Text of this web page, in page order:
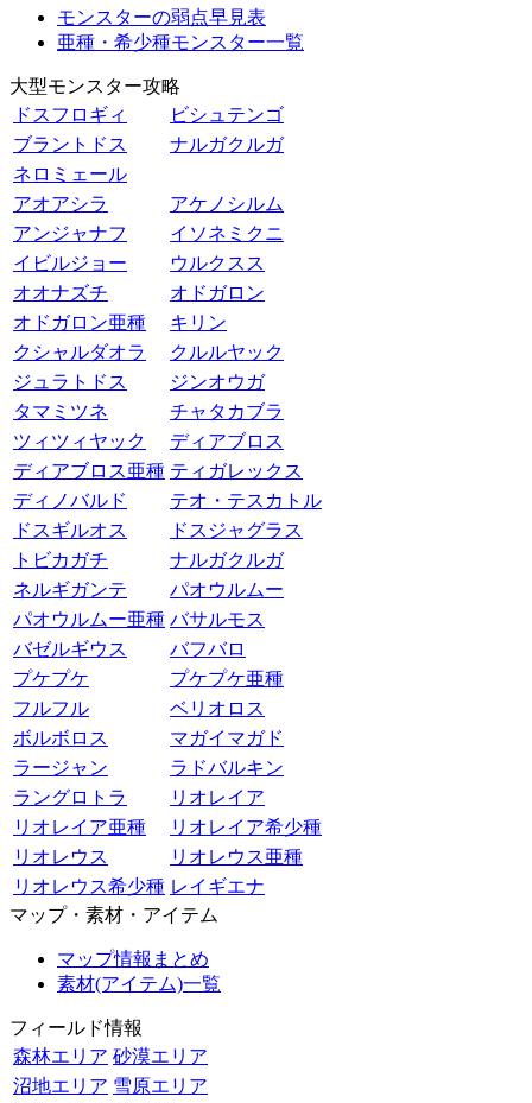
モンスターの弱点早見表
亜種・希少種モンスター一覧
大型モンスター攻略
ドスフロギィ
ビシュテンゴ
ブラントドス
ナルガクルガ
ネロミェール
アオアシラ
アケノシルム
アンジャナフ
イソネミクニ
イビルジョー
ウルクスス
オオナズチ
オドガロン
オドガロン亜種
キリン
クシャルダオラ
クルルヤック
ジュラトドス
ジンオウガ
タマミツネ
チャタカブラ
ツィツィヤック
ディアブロス
ディアブロス亜種 ティガレックス
ディノバルド
テオ・テスカトル
ドスギルオス
ドスジャグラス
トビカガチ
ナルガクルガ
ネルギガンテ
パオウルムー
パオウルムー亜種 バサルモス
バゼルギウス
バフバロ
プケプケ
プケプケ亜種
フルフル
ベリオロス
ボルボロス
マガイマガド
ラージャン
ラドバルキン
ラングロトラ
リオレイア
リオレイア亜種
リオレイア希少種
リオレウス
リオレウス亜種
リオレウス希少種 レイギエナ
マップ・素材・アイテム
マップ情報まとめ
素材(アイテム)一覧
フィールド情報
森林エリア 砂漠エリア
沼地エリア 雪原エリア